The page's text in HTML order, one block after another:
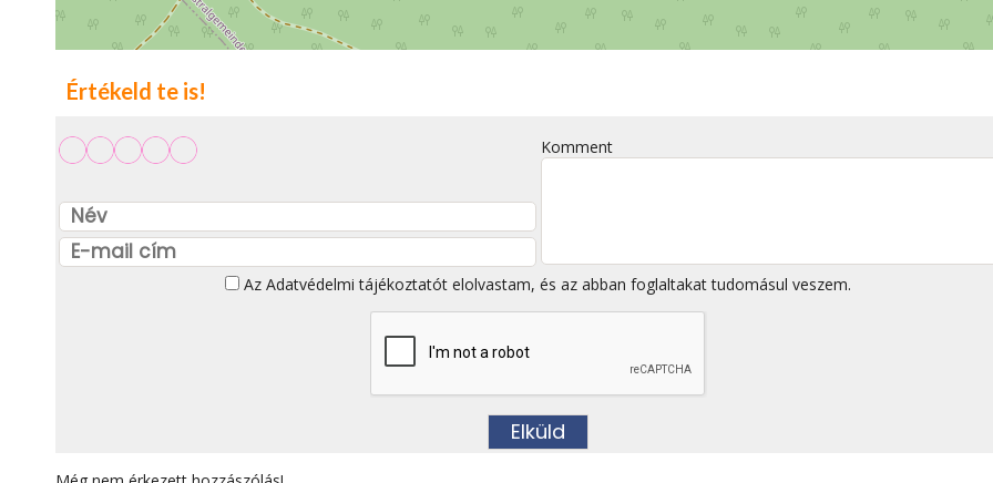
Értékeld te is!
Komment
Az Adatvédelmi tájékoztatót elolvastam, és az abban foglaltakat tudomásul veszem.